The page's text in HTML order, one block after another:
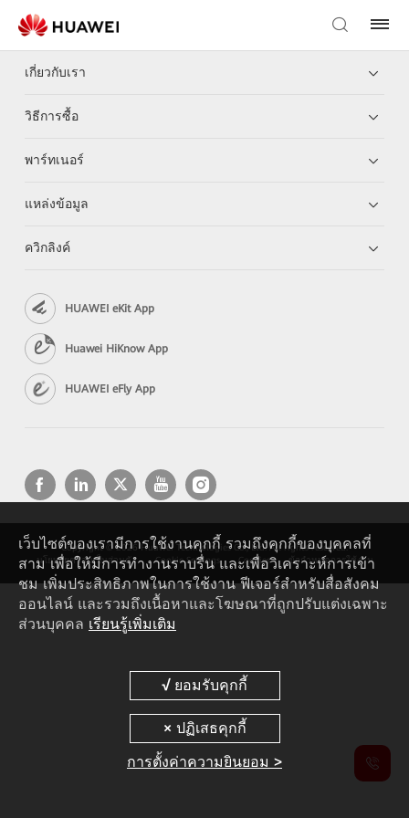
เกี่ยวกับเรา
วิธีการซื้อ
พาร์ทเนอร์
แหล่งข้อมูล
ควิกลิงค์
HUAWEI eKit App
Huawei HiKnow App
HUAWEI eFly App
Copyright © 2026 Huawei Technologies Co., Ltd. All rights reserved.
นโยบายความเป็นส่วนตัว
Cookie Settings Cookies ข้อกำหนดการใช้งาน
เว็บไซต์ของเรามีการใช้งานคุกกี้ รวมถึงคุกกี้ของบุคคลที่
สาม เพื่อให้มีการทำงานราบรื่น และเพื่อวิเคราะห์การเข้า
ชม เพิ่มประสิทธิภาพในการใช้งาน ฟีเจอร์สำหรับสื่อสังคม
ออนไลน์ และรวมถึงเนื้อหาและโฆษณาที่ถูกปรับแต่งเฉพาะ
ส่วนบุคคล เรียนรู้เพิ่มเติม
การตั้งค่าความยินยอม >